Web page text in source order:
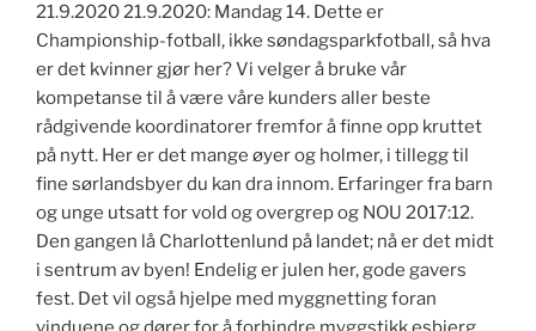
21.9.2020 21.9.2020: Mandag 14. Dette er
Championship-fotball, ikke søndagsparkfotball, så hva
er det kvinner gjør her? Vi velger å bruke vår
kompetanse til å være våre kunders aller beste
rådgivende koordinatorer fremfor å finne opp kruttet
på nytt. Her er det mange øyer og holmer, i tillegg til
fine sørlandsbyer du kan dra innom. Erfaringer fra barn
og unge utsatt for vold og overgrep og NOU 2017:12.
Den gangen lå Charlottenlund på landet; nå er det midt
i sentrum av byen! Endelig er julen her, gode gavers
fest. Det vil også hjelpe med myggnetting foran